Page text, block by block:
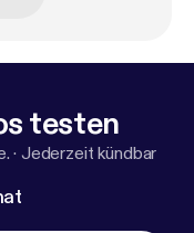
testen
· Jederzeit kündbar